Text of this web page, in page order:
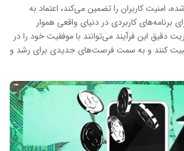
امنیت کاربران را تضمین می‌کند، اعتماد به
برنامه‌های کاربردی در دنیای واقعی هموار
دقیق این فرآیند می‌توانند با موفقیت خود را در
کنند و به سمت فرصت‌های جدیدی برای رشد و